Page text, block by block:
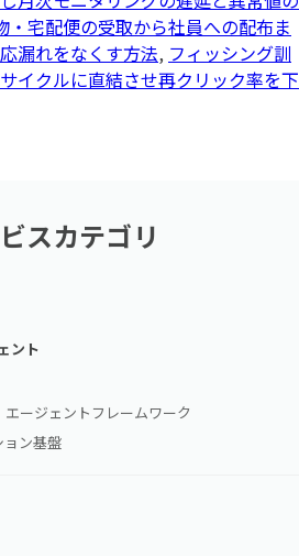
・宅配便の受取から社員への配布ま
漏れをなくす方法, フィッシング訓
イクルに直結させ再クリック率を下
スカテゴリ
ント
エージェントフレームワーク
ョン基盤